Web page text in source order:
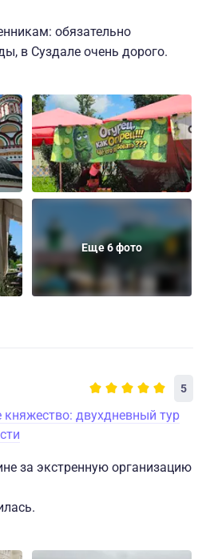
обязательно
в Суздале очень дорого.
Еще 6 фото
5
двухдневный тур
за экстренную организацию
и Аня (Суздаль) были на